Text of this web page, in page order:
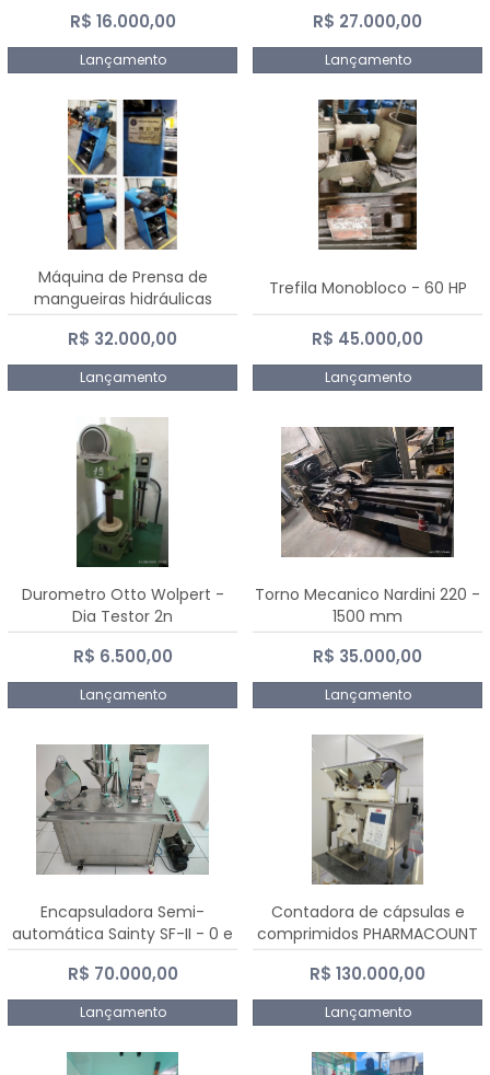
R$ 16.000,00
Lançamento
R$ 27.000,00
Lançamento
Máquina de Prensa de
mangueiras hidráulicas
PE50TF - 2017
R$ 32.000,00
Lançamento
Trefila Monobloco - 60 HP
R$ 45.000,00
Lançamento
Durometro Otto Wolpert -
Dia Testor 2n
R$ 6.500,00
Lançamento
Torno Mecanico Nardini 220 -
1500 mm
R$ 35.000,00
Lançamento
Encapsuladora Semi-
automática Sainty SF-II - 0 e
00
R$ 70.000,00
Lançamento
Contadora de cápsulas e
comprimidos PHARMACOUNT
- 2-2R3
R$ 130.000,00
Lançamento